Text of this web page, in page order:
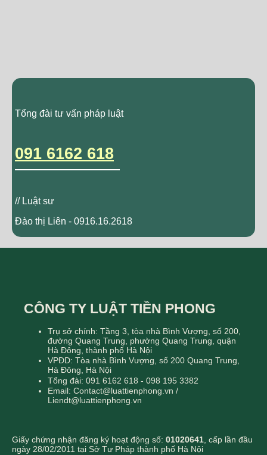
Tổng đài tư vấn pháp luật
091 6162 618
// Luật sư
Đào thị Liên - 0916.16.2618
CÔNG TY LUẬT TIỀN PHONG
Trụ sở chính: Tầng 3, tòa nhà Bình Vượng, số 200,
đường Quang Trung, phường Quang Trung, quận
Hà Đông, thành phố Hà Nội
VPĐD: Tòa nhà Bình Vượng, số 200 Quang Trung,
Hà Đông, Hà Nội
Tổng đài: 091 6162 618 - 098 195 3382
Email: Contact@luattienphong.vn /
Liendt@luattienphong.vn
Giấy chứng nhận đăng ký hoạt động số: 01020641, cấp lần đầu
ngày 28/02/2011 tại Sở Tư Pháp thành phố Hà Nội